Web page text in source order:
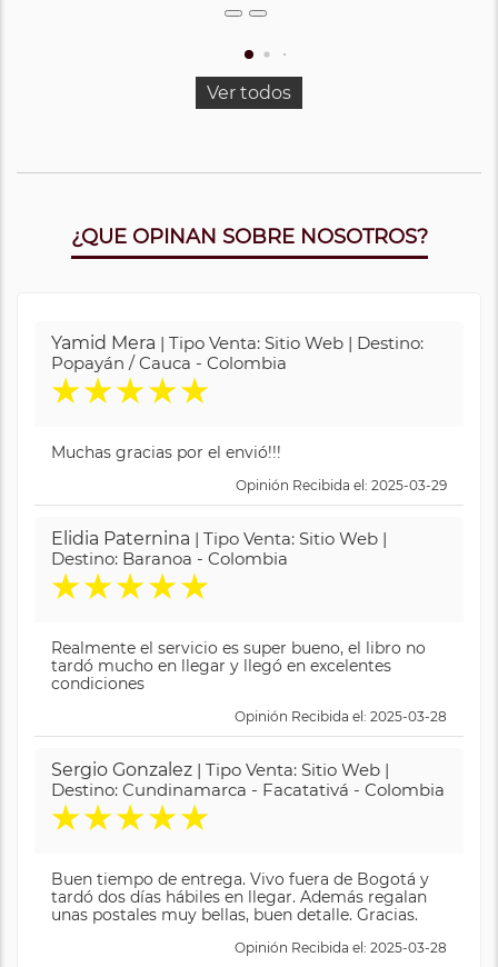
Ver todos
¿QUE OPINAN SOBRE NOSOTROS?
Yamid Mera | Tipo Venta: Sitio Web | Destino:
Popayán / Cauca - Colombia
★★★★★
Muchas gracias por el envió!!!
Opinión Recibida el: 2025-03-29
Elidia Paternina | Tipo Venta: Sitio Web |
Destino: Baranoa - Colombia
★★★★★
Realmente el servicio es super bueno, el libro no
tardó mucho en llegar y llegó en excelentes
condiciones
Opinión Recibida el: 2025-03-28
Sergio Gonzalez | Tipo Venta: Sitio Web |
Destino: Cundinamarca - Facatativá - Colombia
★★★★★
Buen tiempo de entrega. Vivo fuera de Bogotá y
tardó dos días hábiles en llegar. Además regalan
unas postales muy bellas, buen detalle. Gracias.
Opinión Recibida el: 2025-03-28